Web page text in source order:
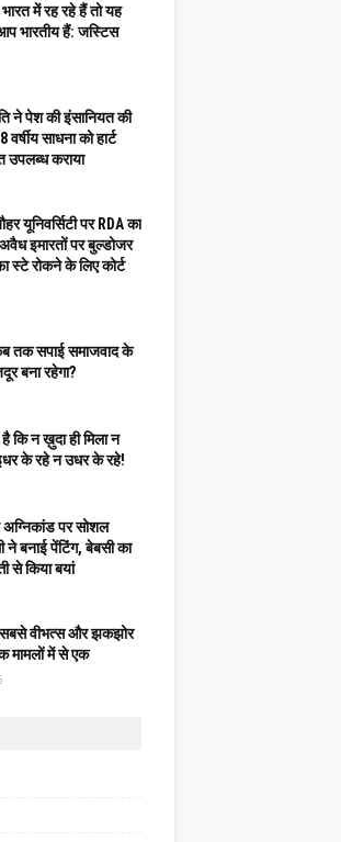
में रह रहे हैं तो यह
भारतीय हैं: जस्टिस
ने पेश की इंसानियत की
साधना को हार्ट
उपलब्ध कराया
यूनिवर्सिटी पर RDA का
इमारतों पर बुल्डोजर
स्टे रोकने के लिए कोर्ट
तक सपाई समाजवाद के
बना रहेगा?
कि न ख़ुदा ही मिला न
के रहे न उधर के रहे!
पर सोशल
ने बनाई पेंटिंग, बेबसी का
से किया बयां
वीभत्स और झकझोर
मामलों में से एक